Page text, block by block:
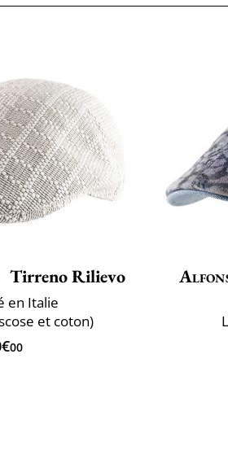
Tirreno Rilievo
en Italie
et coton)
00